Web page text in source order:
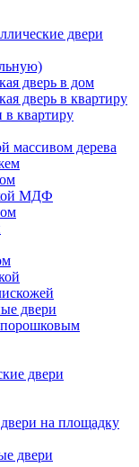
двери
дверь в дом
дверь в квартиру
квартиру
массивом дерева
МДФ
двери
порошковым
двери
на площадку
двери